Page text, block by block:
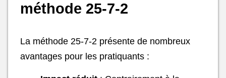
méthode 25-7-2
La méthode 25-7-2 présente de nombreux
avantages pour les pratiquants :